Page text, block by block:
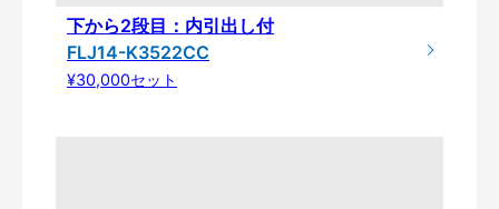
下から2段目：内引出し付
FLJ14-K3522CC
¥30,000セット